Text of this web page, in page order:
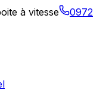
à vitesse
0972